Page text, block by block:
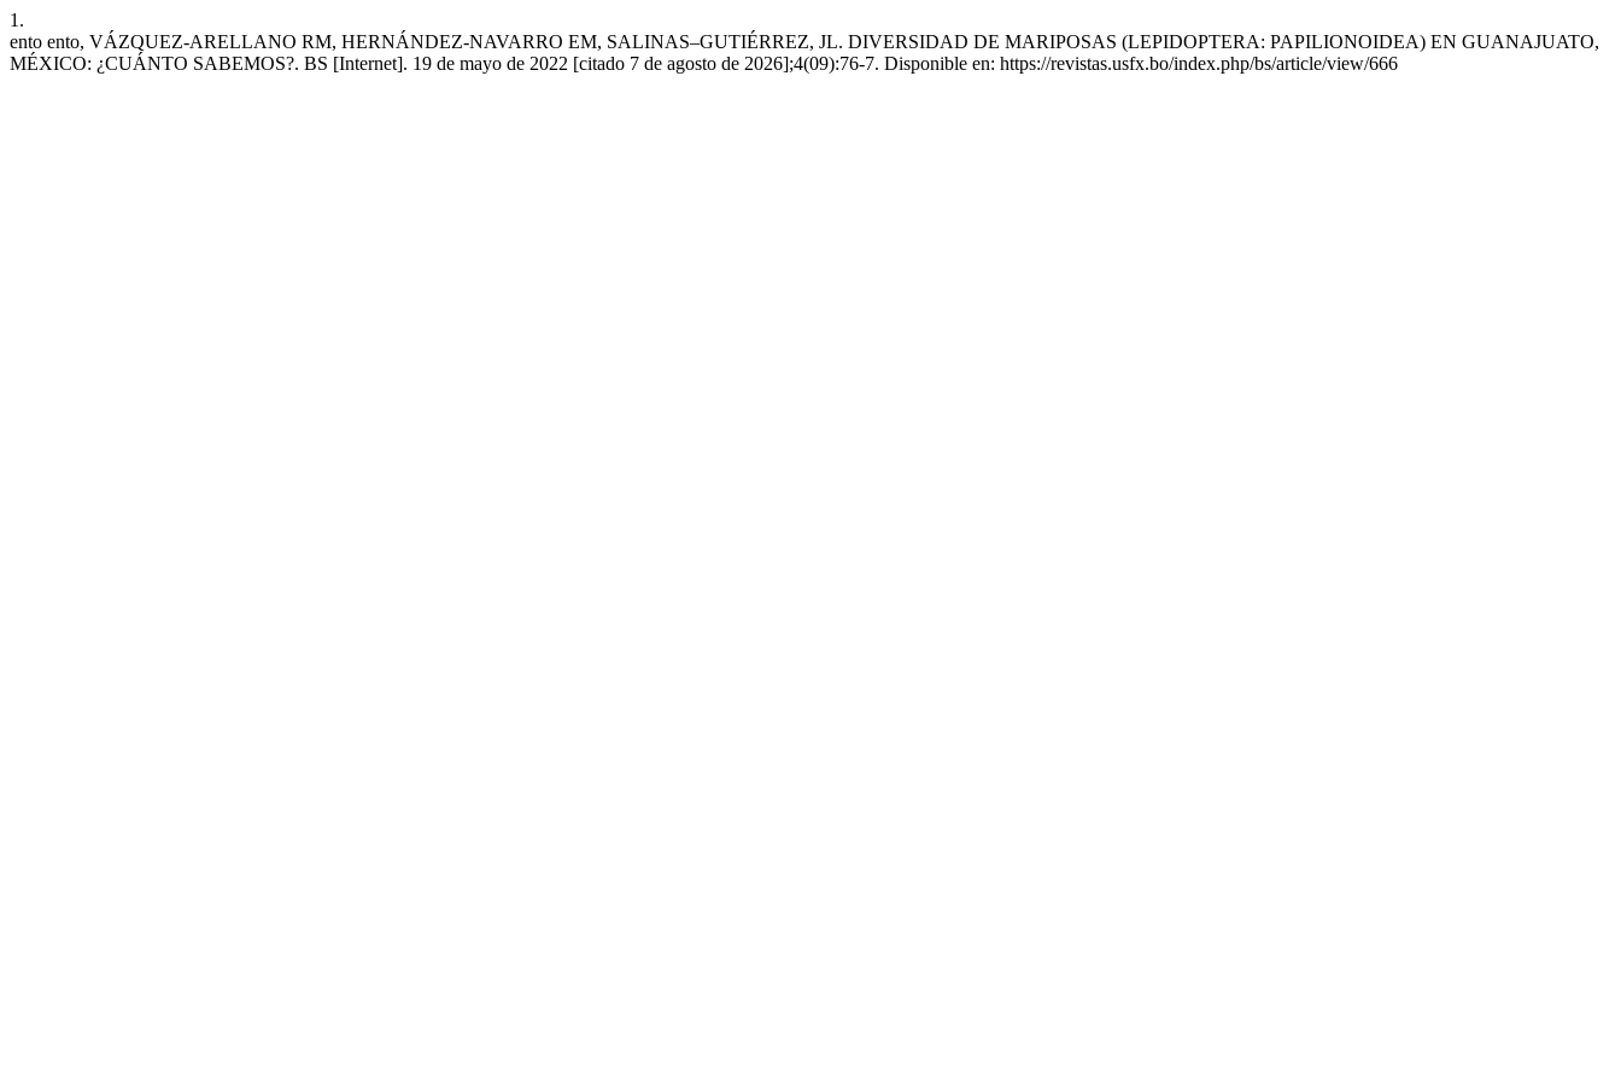
1.
ento ento, VÁZQUEZ-ARELLANO RM, HERNÁNDEZ-NAVARRO EM, SALINAS–GUTIÉRREZ, JL. DIVERSIDAD DE MARIPOSAS (LEPIDOPTERA: PAPILIONOIDEA) EN GUANAJUATO,
MÉXICO: ¿CUÁNTO SABEMOS?. BS [Internet]. 19 de mayo de 2022 [citado 7 de agosto de 2026];4(09):76-7. Disponible en: https://revistas.usfx.bo/index.php/bs/article/view/666